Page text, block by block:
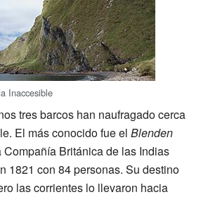
Inaccesible
tres barcos han naufragado cerca
El más conocido fue el Blenden
Compañía Británica de las Indias
1821 con 84 personas. Su destino
las corrientes lo llevaron hacia